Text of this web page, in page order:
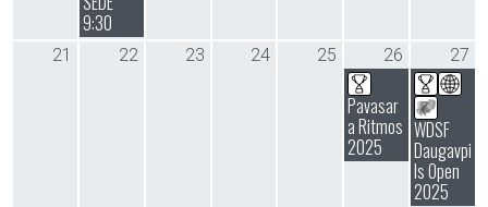
9:30
21 22 23 24 25 26 27
Pavasar
a Ritmos
2025
WDSF
Daugavpi
ls Open
2025